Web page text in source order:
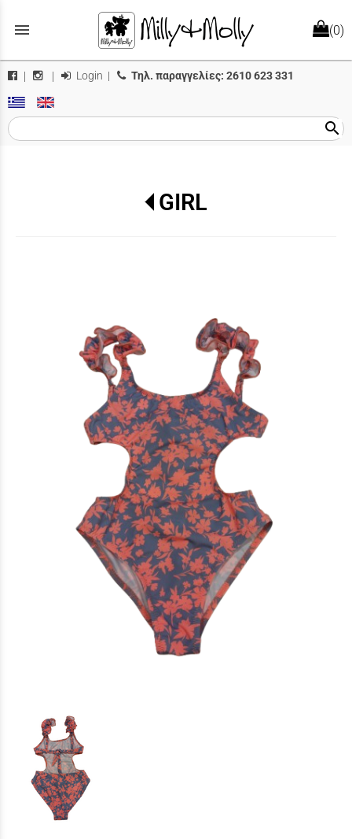
menu (0)
| | Login | Τηλ. παραγγελίες: 2610 623 331
search
GIRL